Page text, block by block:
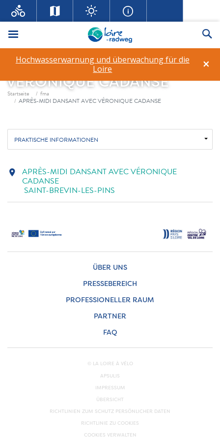
Menü
×
Hochwasserwarnung und überwachung für die
Loire
APRÈS-MIDI DANSANT AVEC
VÉRONIQUE CADANSE
Fil d'ariane
Startseite
fma
APRÈS-MIDI DANSANT AVEC VÉRONIQUE CADANSE
PRAKTISCHE INFORMATIONEN
location_on APRÈS-MIDI DANSANT AVEC VÉRONIQUE
CADANSE
SAINT-BREVIN-LES-PINS
ÜBER UNS
PRESSEBEREICH
PROFESSIONELLER RAUM
PARTNER
FAQ
© LA LOIRE À VÉLO
APSULIS
IMPRESSUM
ÜBERSICHT
RICHTLINIEN ZUM SCHUTZ PERSÖNLICHER DATEN
RICHTLINIE ZU COOKIES
COOKIES VERWALTEN